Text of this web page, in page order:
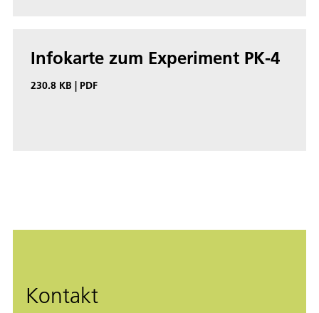
Infokarte zum Experiment PK-4
230.8 KB | PDF
Kontakt